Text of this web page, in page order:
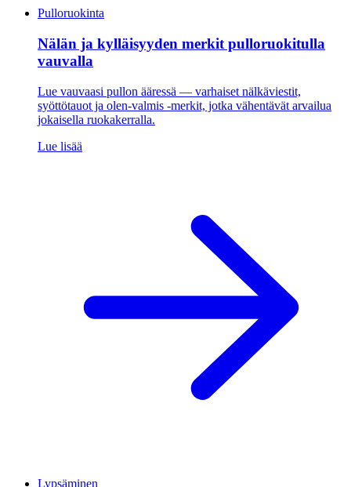
Pulloruokinta
Nälän ja kylläisyyden merkit pulloruokitulla
vauvalla
Lue vauvaasi pullon ääressä — varhaiset nälkäviestit,
syöttötauot ja olen-valmis -merkit, jotka vähentävät arvailua
jokaisella ruokakerralla.
Lue lisää
Lypsäminen